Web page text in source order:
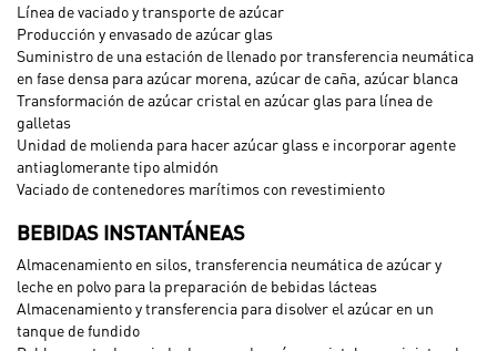
Línea de vaciado y transporte de azúcar
Producción y envasado de azúcar glas
Suministro de una estación de llenado por transferencia neumática
en fase densa para azúcar morena, azúcar de caña, azúcar blanca
Transformación de azúcar cristal en azúcar glas para línea de
galletas
Unidad de molienda para hacer azúcar glass e incorporar agente
antiaglomerante tipo almidón
Vaciado de contenedores marítimos con revestimiento
BEBIDAS INSTANTÁNEAS
Almacenamiento en silos, transferencia neumática de azúcar y
leche en polvo para la preparación de bebidas lácteas
Almacenamiento y transferencia para disolver el azúcar en un
tanque de fundido